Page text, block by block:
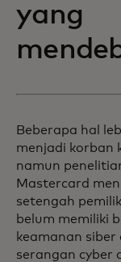
yang
Beberapa hal
menjadi korban
namun
Mastercard
setengah
belum memiliki
keamanan siber
serangan cyber